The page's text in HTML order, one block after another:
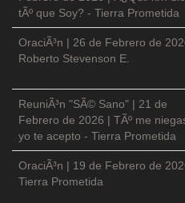
tÃº que Soy? - Tierra Prometida
OraciÃ³n | 26 de Febrero de
Roberto Stevenson E.
ReuniÃ³n "SÃ© Sano" | 21 de
Febrero de 2026 | TÃº me
yo te acepto - Tierra Prometida
OraciÃ³n | 19 de Febrero de
Tierra Prometida